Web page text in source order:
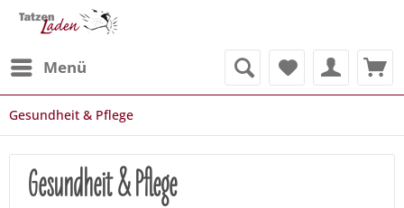
Menü
Gesundheit & Pflege
Gesundheit & Pflege